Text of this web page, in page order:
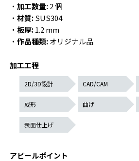
・ 加工数量:2 個
・ 材質:SUS304
・ 板厚:1.2 mm
・ 作品種類:オリジナル品
加工工程
2D/3D設計 CAD/CAM
成形 曲げ
表面仕上げ
アピールポイント